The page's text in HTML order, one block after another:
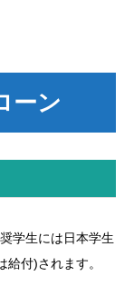
ーン
学生には日本学生
付)されます。